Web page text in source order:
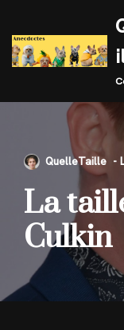
Skip
to
QuelleTaille
La
Culkin